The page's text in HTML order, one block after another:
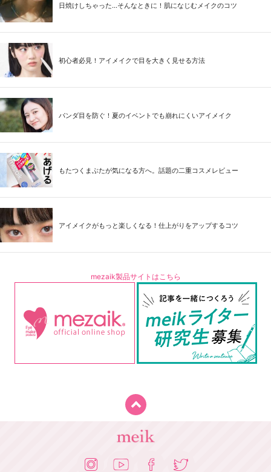
日焼けしちゃった...そんなときに！肌になじむメイクのコツ
初心者必見！アイメイクで目を大きく見せる方法
パンダ目を防ぐ！夏のイベントでも崩れにくいアイメイク
もたつくまぶたが気になる方へ。話題の二重コスメレビュー
アイメイクがもっと楽しくなる！仕上がりをアップするコツ
mezaik製品サイトはこちら